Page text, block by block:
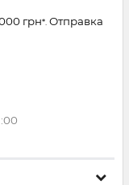
грн*. Отправка